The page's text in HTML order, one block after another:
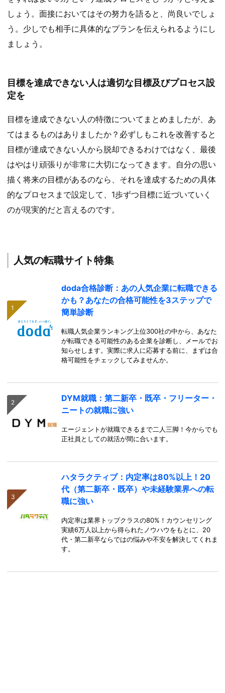
しょう。面接においてはその努力を語ると、尚良いでしょ
う。少しでも相手に具体的なプランを伝えられるようにし
ましょう。
目標を達成できない人は適切な目標及びプロセス設
定を
目標を達成できない人の特徴についてまとめましたが、あ
てはまるものはありましたか？必ずしもこれを改善すると
目標が達成できない人から脱却できるわけではなく、最後
はやはり頑張りが非常に大切になってきます。自分の思い
描く将来の目標があるのなら、それを達成するための具体
的なプロセスまで設定して、1歩ずつ目標に近づいていく
のが現実的だと言えるのです。
人気の転職サイト特集
doda合格診断：あの人気企業に転職できる
かも？あなたの合格可能性を3ステップで
簡単診断
転職人気企業ランキング上位300社の中から、あなた
が転職できる可能性のある企業を診断し、メールでお
知らせします。実際に求人に応募する前に、まずは合
格可能性をチェックしてみませんか。
DYM就職：第二新卒・既卒・フリーター・
ニートの就職に強い
エージェントが就職できるまで二人三脚！今からでも
正社員としての就活が間に合います。
ハタラクティブ：内定率は80%以上！20
代（第二新卒・既卒）や未経験業界への転
職に強い
内定率は業界トップクラスの80%！カウンセリング
実績6万人以上から得られたノウハウをもとに、20
代・第二新卒ならではの悩みや不安を解決してくれま
す。